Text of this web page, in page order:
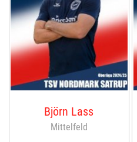
Björn Lass
Mittelfeld